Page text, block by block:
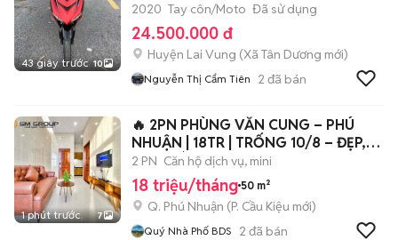
43 giây trước 10
2020 Tay côn/Moto Đã sử dụng
24.500.000 đ
Huyện Lai Vung (Xã Tân Dương mới)
Nguyễn Thị Cẩm Tiên 2 đã bán
1 phút trước 7
🔥 2PN PHÙNG VĂN CUNG – PHÚ
NHUẬN | 18TR | TRỐNG 10/8 – ĐẸP,
TIỆN, VÀO
2 PN Căn hộ dịch vụ, mini
18 triệu/tháng 50 m²
Q. Phú Nhuận (P. Cầu Kiệu mới)
Quý Nhà Phố BDS 2 đã bán